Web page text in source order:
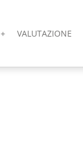
VALUTAZIONE